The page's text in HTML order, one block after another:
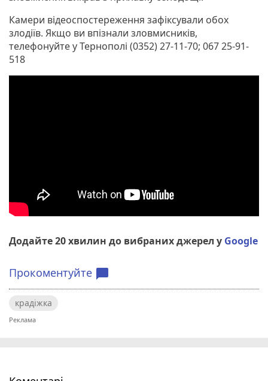
Камери відеоспостереження зафіксували обох
злодіїв. Якщо ви впізнали зловмисників,
телефонуйте у Тернополі (0352) 27-11-70; 067 25-91-
518
Додайте 20 хвилин до вибраних джерел у Google
Прокоментуйте chat_bubble
крадіжка